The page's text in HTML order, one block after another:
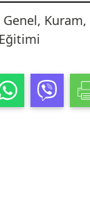
Genel, Kuram,